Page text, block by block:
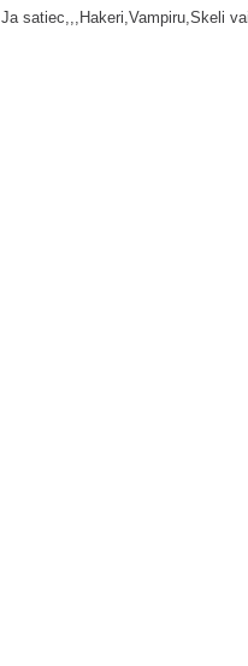
Ja satiec,,,Hakeri,Vampiru,Skeli